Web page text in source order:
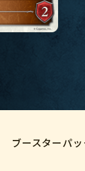
ブースターパ